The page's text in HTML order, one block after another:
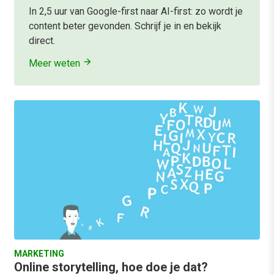
In 2,5 uur van Google-first naar AI-first: zo wordt je
content beter gevonden. Schrijf je in en bekijk
direct.
Meer weten
MARKETING
Online storytelling, hoe doe je dat?